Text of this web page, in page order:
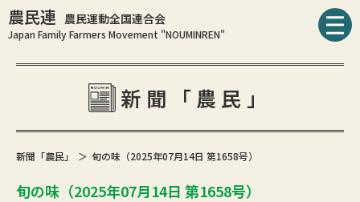
農民連 農民運動全国連合会
Japan Family Farmers Movement "NOUMINREN"
新聞「農民」
新聞「農民」 旬の味（2025年07月14日 第1658号）
旬の味（2025年07月14日 第1658号）